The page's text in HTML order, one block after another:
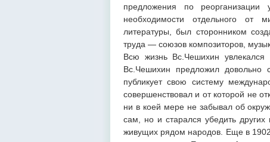
предложения по
необходимости отдельного от
литературы, был сторонником
труда — союзов композиторов,
Всю жизнь Вс.Чешихин
Вс.Чешихин предложил довольно
публикует свою систему
совершенствовал и от которой не
ни в коей мере не забывал об
сам, но и старался убедить других
живущих рядом народов. Еще в 1902